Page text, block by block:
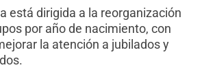
está dirigida a la reorganización
por año de nacimiento, con
la atención a jubilados y